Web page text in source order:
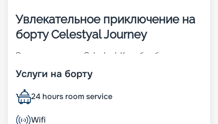
Увлекательное приключение на
борту Celestyal Journey
Это судно класса Celestyal. Корабль был
2021 году. Корабль рассчитан на 1600 человек,
славится сочетанием традиционной
элегантности и современных удобств. Одним из
его главных преимуществ является удачная
Услуги на борту
24 hours room service
Wifi